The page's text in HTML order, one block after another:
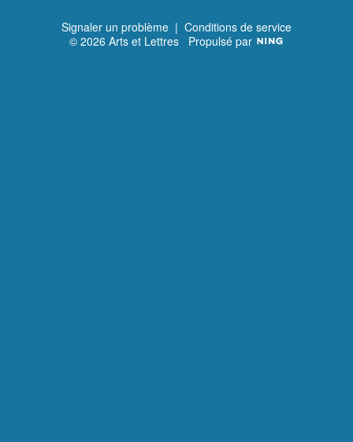
Signaler un problème | Conditions de service
© 2026 Arts et Lettres Propulsé par